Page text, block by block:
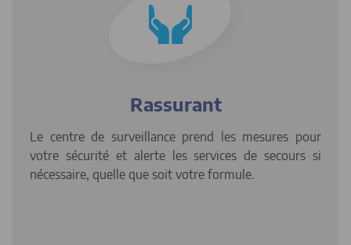
Rassurant
Le centre de surveillance prend les mesures pour
votre sécurité et alerte les services de secours si
nécessaire, quelle que soit votre formule.